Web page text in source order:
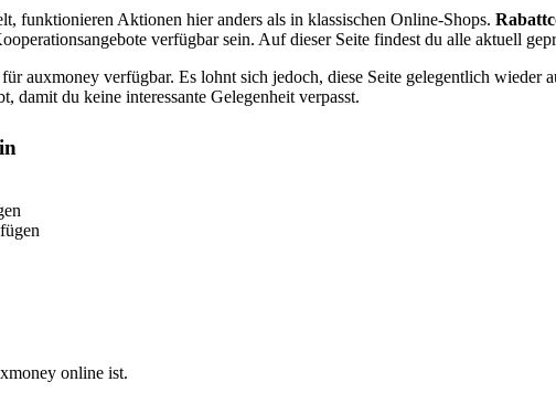
funktionieren Aktionen hier anders als in klassischen Online-Shops.
verfügbar sein. Auf dieser Seite findest du alle aktuell
auxmoney verfügbar. Es lohnt sich jedoch, diese Seite gelegentlich wieder
damit du keine interessante Gelegenheit verpasst.
online ist.